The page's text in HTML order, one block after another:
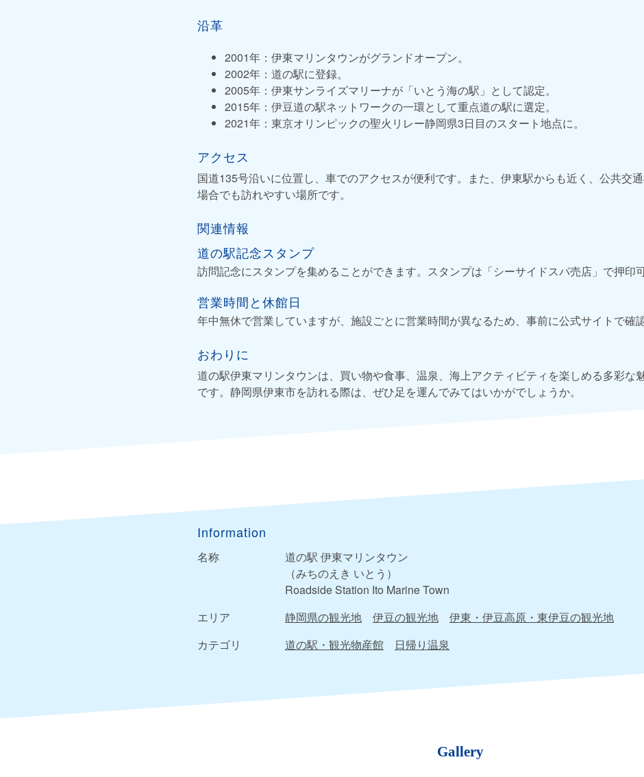
沿革
2001年：伊東マリンタウンがグランドオープン。
2002年：道の駅に登録。
2005年：伊東サンライズマリーナが「いとう海の駅」として認定。
2015年：伊豆道の駅ネットワークの一環として重点道の駅に選定。
2021年：東京オリンピックの聖火リレー静岡県3日目のスタート地点に。
アクセス
国道135号沿いに位置し、車でのアクセスが便利です。また、伊東駅からも近く、公共交
場合でも訪れやすい場所です。
関連情報
道の駅記念スタンプ
訪問記念にスタンプを集めることができます。スタンプは「シーサイドスパ売店」で押印可
営業時間と休館日
年中無休で営業していますが、施設ごとに営業時間が異なるため、事前に公式サイトで確
おわりに
道の駅伊東マリンタウンは、買い物や食事、温泉、海上アクティビティを楽しめる多彩な
です。静岡県伊東市を訪れる際は、ぜひ足を運んでみてはいかがでしょうか。
Information
名称
道の駅 伊東マリンタウン
（みちのえき いとう）
Roadside Station Ito Marine Town
エリア
静岡県の観光地 伊豆の観光地
伊東・伊豆高原・東伊豆の観光地
カテゴリ
道の駅・観光物産館 日帰り温泉
Gallery